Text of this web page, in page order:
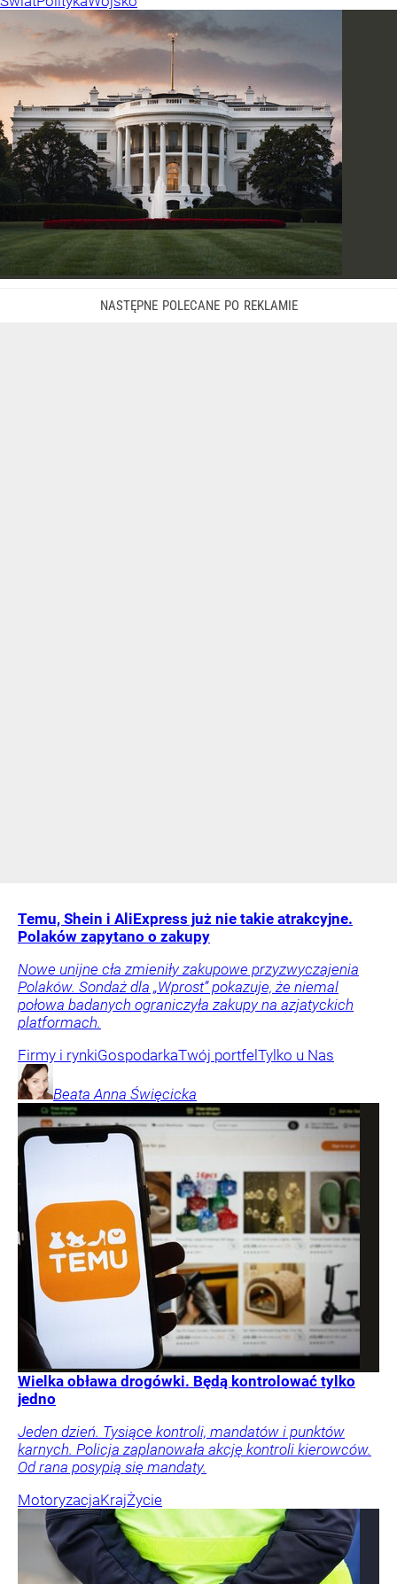
Temu, Shein i AliExpress już nie takie atrakcyjne.
Polaków zapytano o zakupy
Nowe unijne cła zmieniły zakupowe przyzwyczajenia
Polaków. Sondaż dla „Wprost” pokazuje, że niemal
połowa badanych ograniczyła zakupy na azjatyckich
platformach.
Firmy i rynkiGospodarkaTwój portfel Tylko u Nas
Beata Anna Święcicka
Wielka obława drogówki. Będą kontrolować tylko
jedno
Jeden dzień. Tysiące kontroli, mandatów i punktów
karnych. Policja zaplanowała akcję kontroli kierowców.
Od rana posypią się mandaty.
MotoryzacjaKrajŻycie